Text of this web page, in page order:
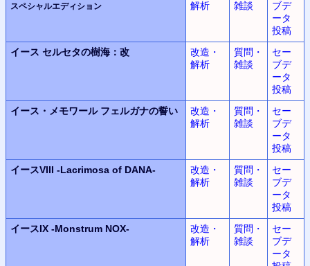
スペシャルエディション
解析
雑談
ブデ
ータ
投稿
イース セルセタの樹海：改
改造・
解析
質問・
雑談
セー
ブデ
ータ
投稿
イース・メモワール フェルガナの誓い
改造・
解析
質問・
雑談
セー
ブデ
ータ
投稿
イースVIII -Lacrimosa of DANA-
改造・
解析
質問・
雑談
セー
ブデ
ータ
投稿
イースIX -Monstrum NOX-
改造・
解析
質問・
雑談
セー
ブデ
ータ